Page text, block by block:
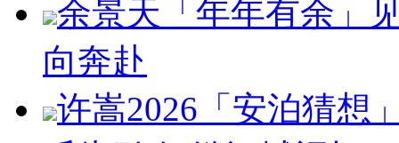
余景天「年年有余」
向奔赴
许嵩2026「安泊猜想